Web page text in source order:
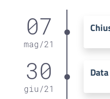
07
mag /21
30
giu /21